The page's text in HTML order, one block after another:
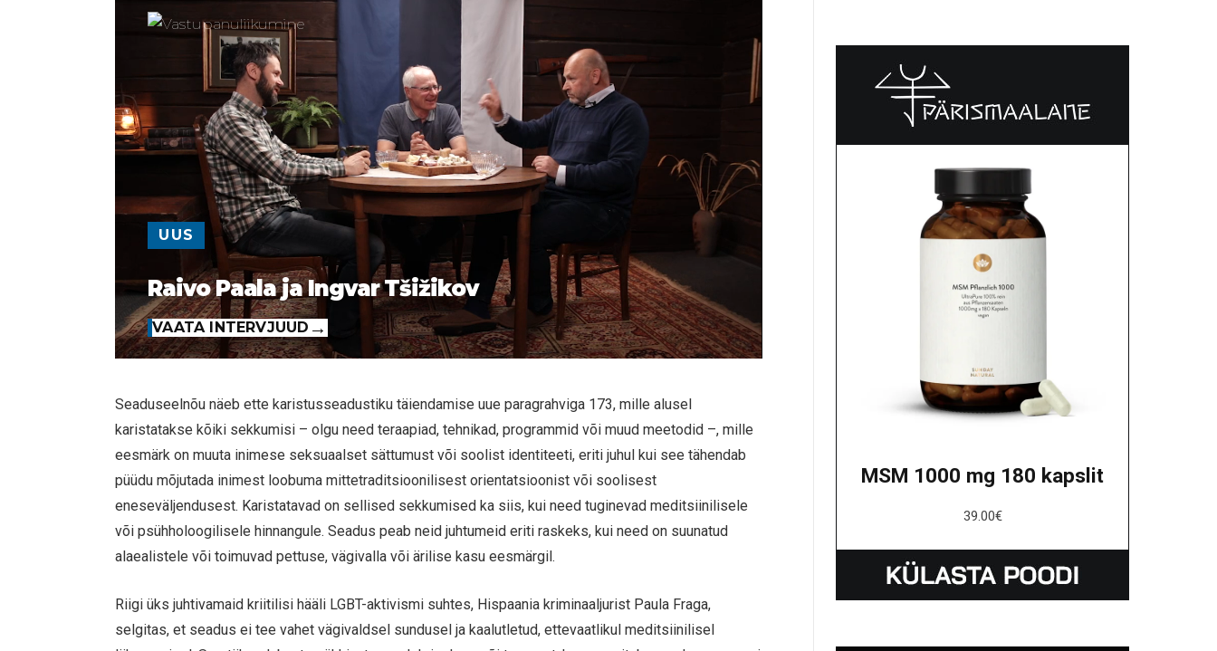
UUS
Raivo Paala ja Ingvar Tšižikov
VAATA INTERVJUUD
Seaduseelnõu näeb ette karistusseadustiku täiendamise uue paragrahviga 173, mille alusel
karistatakse kõiki sekkumisi – olgu need teraapiad, tehnikad, programmid või muud meetodid –, mille
eesmärk on muuta inimese seksuaalset sättumust või soolist identiteeti, eriti juhul kui see tähendab
püüdu mõjutada inimest loobuma mittetraditsioonilisest orientatsioonist või soolisest
eneseväljendusest. Karistatavad on sellised sekkumised ka siis, kui need tuginevad meditsiinilisele
või psühholoogilisele hinnangule. Seadus peab neid juhtumeid eriti raskeks, kui need on suunatud
alaealistele või toimuvad pettuse, vägivalla või ärilise kasu eesmärgil.
Riigi üks juhtivamaid kriitilisi hääli LGBT-aktivismi suhtes, Hispaania kriminaaljurist Paula Fraga,
selgitas, et seadus ei tee vahet vägivaldsel sundusel ja kaalutletud, ettevaatlikul meditsiinilisel
MSM 1000 mg 180 kapslit
39.00€